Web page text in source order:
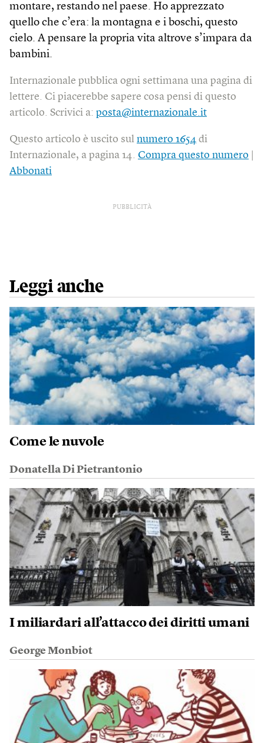
montare, restando nel paese. Ho apprezzato
quello che c’era: la montagna e i boschi, questo
cielo. A pensare la propria vita altrove s’impara da
bambini.
Internazionale pubblica ogni settimana una pagina di
lettere. Ci piacerebbe sapere cosa pensi di questo
articolo. Scrivici a: posta@internazionale.it
Questo articolo è uscito sul numero 1654 di
Internazionale, a pagina 14. Compra questo numero
Abbonati
PUBBLICITÀ
Leggi anche
Come le nuvole
Donatella Di Pietrantonio
I miliardari all’attacco dei diritti umani
George Monbiot